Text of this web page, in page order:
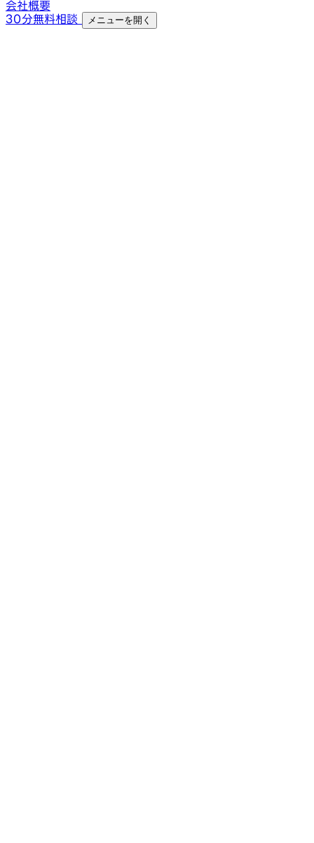
会社概要
30分無料相談
メニューを開く